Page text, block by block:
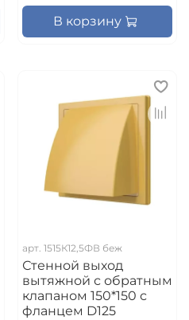
В корзину
арт. 1515К12,5ФВ беж
Стенной выход
вытяжной с обратным
клапаном 150*150 с
фланцем D125